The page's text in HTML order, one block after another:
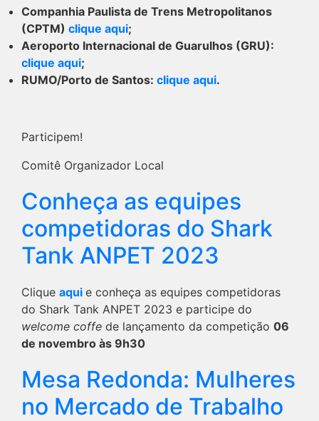
Companhia Paulista de Trens Metropolitanos
(CPTM) clique aqui;
Aeroporto Internacional de Guarulhos (GRU):
clique aqui;
RUMO/Porto de Santos: clique aqui.
Participem!
Comitê Organizador Local
Conheça as equipes
competidoras do Shark
Tank ANPET 2023
Clique aqui e conheça as equipes competidoras
do Shark Tank ANPET 2023 e participe do
welcome coffe de lançamento da competição 06
de novembro às 9h30
Mesa Redonda: Mulheres
no Mercado de Trabalho